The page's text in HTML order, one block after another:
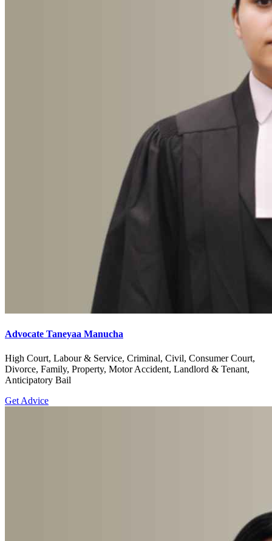
Advocate Taneyaa Manucha
High Court, Labour & Service, Criminal, Civil, Consumer Court,
Divorce, Family, Property, Motor Accident, Landlord & Tenant,
Anticipatory Bail
Get Advice